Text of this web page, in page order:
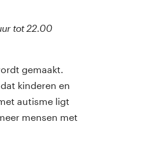
tot 22.00
gemaakt.
kinderen en
autisme ligt
mensen met